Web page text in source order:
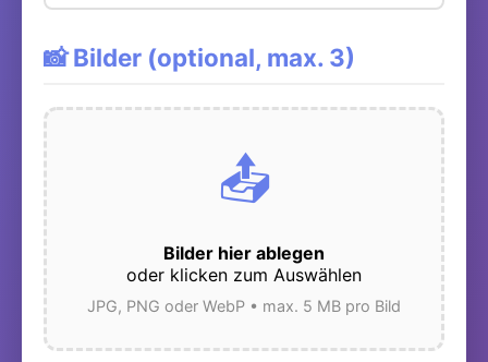
📸 Bilder (optional, max. 3)
📤
Bilder hier ablegen
oder klicken zum Auswählen
JPG, PNG oder WebP • max. 5 MB pro Bild